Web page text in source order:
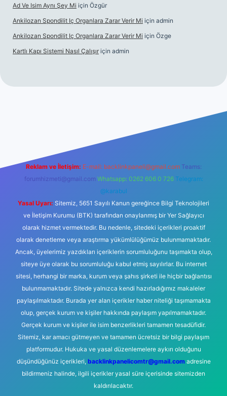
Ad Ve Isim Aynı Şey Mi için Özgür
Ankilozan Spondilit Iç Organlara Zarar Verir Mi için admin
Ankilozan Spondilit Iç Organlara Zarar Verir Mi için Özge
Kartlı Kapı Sistemi Nasıl Çalışır için admin
Reklam ve İletişim: E-mail: backlinkpaneli@gmail.com Teams:
forumhizmeti@gmail.com Whatsapp: 0262 606 0 726 Telegram:
@karabul
Yasal Uyarı: Sitemiz, 5651 Sayılı Kanun gereğince Bilgi Teknolojileri
ve İletişim Kurumu (BTK) tarafından onaylanmış bir Yer Sağlayıcı
olarak hizmet vermektedir. Bu nedenle, sitedeki içerikleri proaktif
olarak denetleme veya araştırma yükümlülüğümüz bulunmamaktadır.
Ancak, üyelerimiz yazdıkları içeriklerin sorumluluğunu taşımakta olup,
siteye üye olarak bu sorumluluğu kabul etmiş sayılırlar. Bu internet
sitesi, herhangi bir marka, kurum veya şahıs şirketi ile hiçbir bağlantısı
bulunmamaktadır. Sitede yalnızca kendi hazırladığımız makaleler
paylaşılmaktadır. Burada yer alan içerikler haber niteliği taşımamakta
olup, gerçek kurum ve kişiler hakkında paylaşım yapılmamaktadır.
Gerçek kurum ve kişiler ile isim benzerlikleri tamamen tesadüfidir.
Sitemiz, kar amacı gütmeyen ve tamamen ücretsiz bir bilgi paylaşım
platformudur. Hukuka ve yasal düzenlemelere aykırı olduğunu
düşündüğünüz içerikleri, backlinkpanelicomtr@gmail.comadresine
bildirmeniz halinde, ilgili içerikler yasal süre içerisinde sitemizden
kaldırılacaktır.